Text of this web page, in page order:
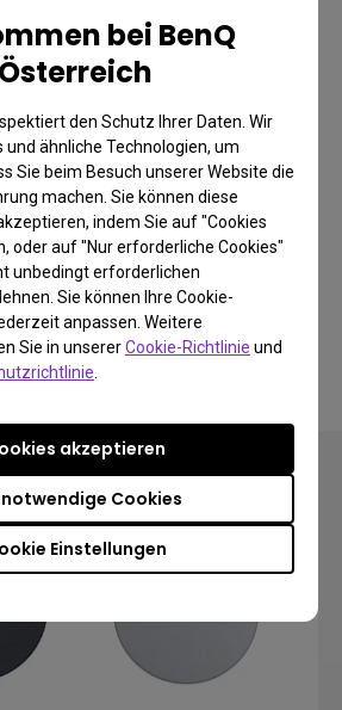
bei BenQ
Österreich
den Schutz Ihrer Daten. Wir
und ähnliche Technologien, um
Sie beim Besuch unserer Website die
machen. Sie können diese
indem Sie auf "Cookies
oder auf "Nur erforderliche Cookies"
unbedingt erforderlichen
Sie können Ihre Cookie-
anpassen. Weitere
Sie in unsererCookie-Richtlinie und
Einstellungen
notwendige Cookies
akzeptieren
Halo Webcam-
Zubehör
der Webcam auf der ScreenBar Halo.
ist nicht mit ideaCam kompatibel.)
Mehr erfahren